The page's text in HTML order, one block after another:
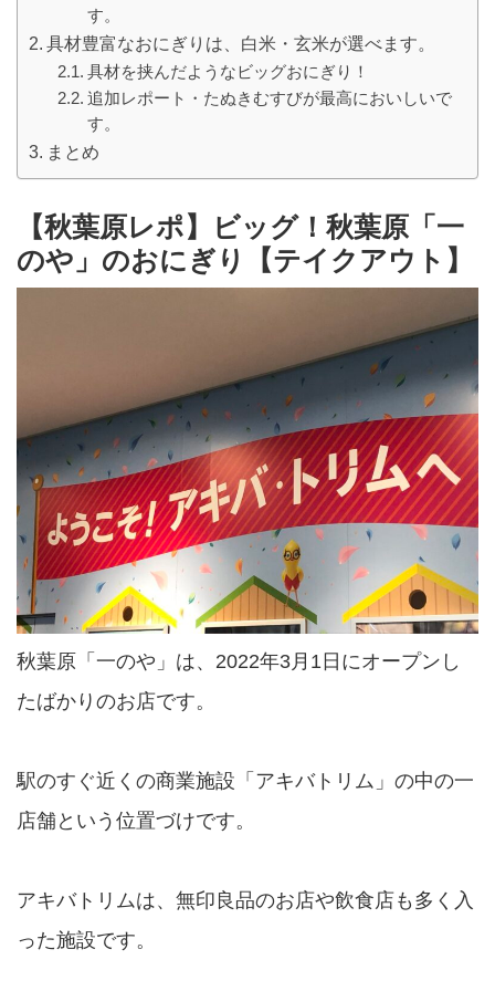
す。
具材豊富なおにぎりは、白米・玄米が選べます。
具材を挟んだようなビッグおにぎり！
追加レポート・たぬきむすびが最高においしいで
す。
まとめ
【秋葉原レポ】ビッグ！秋葉原「一
のや」のおにぎり【テイクアウト】
秋葉原「一のや」は、2022年3月1日にオープンし
たばかりのお店です。
駅のすぐ近くの商業施設「アキバトリム」の中の一
店舗という位置づけです。
アキバトリムは、無印良品のお店や飲食店も多く入
った施設です。